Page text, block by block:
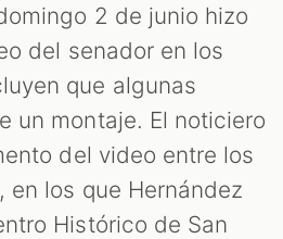
2 de junio hizo
del senador en los
que algunas
un montaje. El noticiero
del video entre los
en los que Hernández
Histórico de San